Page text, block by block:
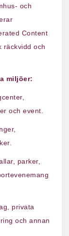
och
Content
räckvidd och
miljöer:
och event.
parker,
privata
och annan